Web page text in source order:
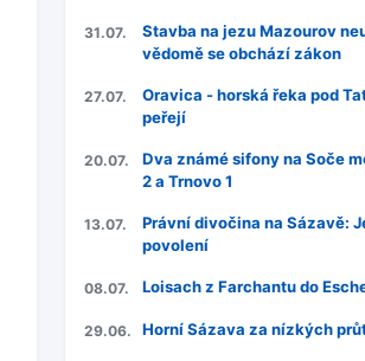
31.07.
Stavba na jezu Mazourov
vědomě se obchází zákon
27.07.
Oravica - horská řeka pod
peřejí
20.07.
Dva známé sifony na Soče
2 a Trnovo 1
13.07.
Právní divočina na Sázavě:
povolení
08.07. Loisach z Farchantu do
29.06. Horní Sázava za nízkých